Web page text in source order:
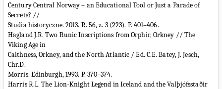
Century Central Norway – an Educational Tool or Just a Parade of
Secrets? //
Studia historyczne. 2013. R. 56, z. 3 (223). P. 401–406.
Hagland J.R. Two Runic Inscriptions from Orphir, Orkney // The
Viking Age in
Caithness, Orkney, and the North Atlantic / Ed. C.E. Batey, J. Jesch,
Chr.D.
Morris. Edinburgh, 1993. P. 370–374.
Harris R.L. The Lion-Knight Legend in Iceland and the Valþjófsstaðir